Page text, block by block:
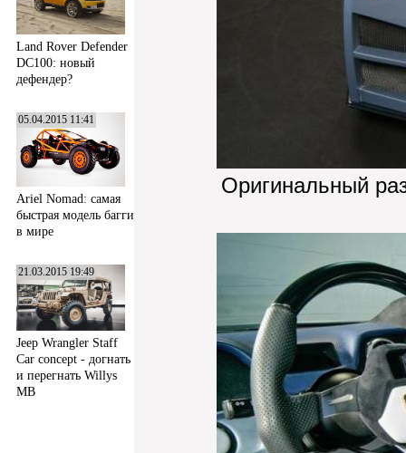
Land Rover Defender
DC100: новый
дефендер?
05.04.2015 11:41
Ariel Nomad: самая
быстрая модель багги
в мире
21.03.2015 19:49
Jeep Wrangler Staff
Car concept - догнать
и перегнать Willys
MB
Оригинальный